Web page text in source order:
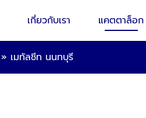
เกี่ยวกับเรา แคตตาล็อก
» เมทัลชีท นนทบุรี